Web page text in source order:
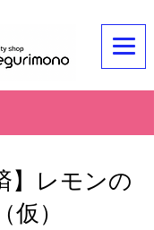
レモンの
）